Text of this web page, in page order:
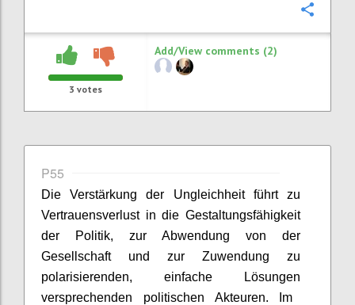
3 votes
Add/View comments (2)
P55
Die Verstärkung der Ungleichheit führt zu
Vertrauensverlust in die Gestaltungsfähigkeit
der Politik, zur Abwendung von der
Gesellschaft und zur Zuwendung zu
polarisierenden, einfache Lösungen
versprechenden politischen Akteuren. Im